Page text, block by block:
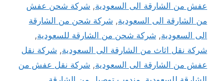
عفش من الشارقة الى السعودية, شركة شحن عفش
من الشارقة الى السعودية, شركة شحن من الشارقة
الى السعودية, شركة شحن من الشارقة للسعودية,
شركة نقل اثاث من الشارقة الى السعودية, شركة نقل
عفش من الشارقة الى السعودية, شركة نقل عفش من